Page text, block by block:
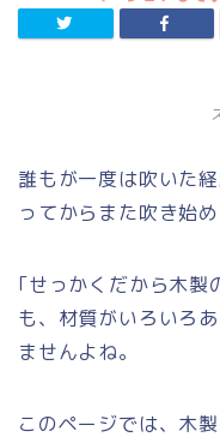
誰もが一度は吹いた
ってからまた吹き始
｢せっかくだから木製
も、材質がいろいろ
ませんよね。
このページでは、木